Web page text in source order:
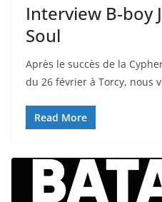
Interview B-boy
Soul
Après le succès de la
du 26 février à Torcy, nous
Read More